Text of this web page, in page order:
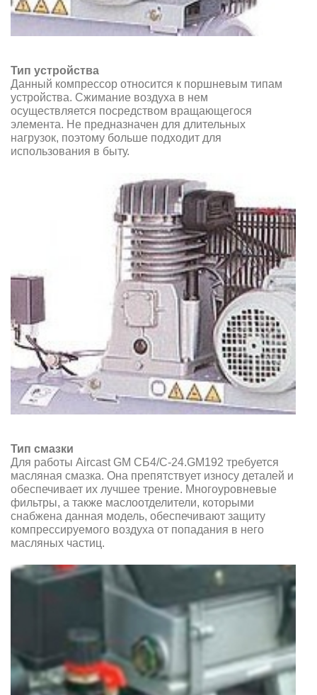
Тип устройства
Данный компрессор относится к поршневым типам
устройства. Сжимание воздуха в нем
осуществляется посредством вращающегося
элемента. Не предназначен для длительных
нагрузок, поэтому больше подходит для
использования в быту.
Тип смазки
Для работы Aircast GM CБ4/C-24.GM192 требуется
масляная смазка. Она препятствует износу деталей и
обеспечивает их лучшее трение. Многоуровневые
фильтры, а также маслоотделители, которыми
снабжена данная модель, обеспечивают защиту
компрессируемого воздуха от попадания в него
масляных частиц.